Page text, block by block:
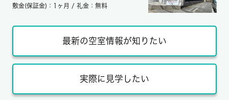
敷金(保証金)：1ヶ月 / 礼金：無料
最新の空室情報が知りたい
実際に見学したい